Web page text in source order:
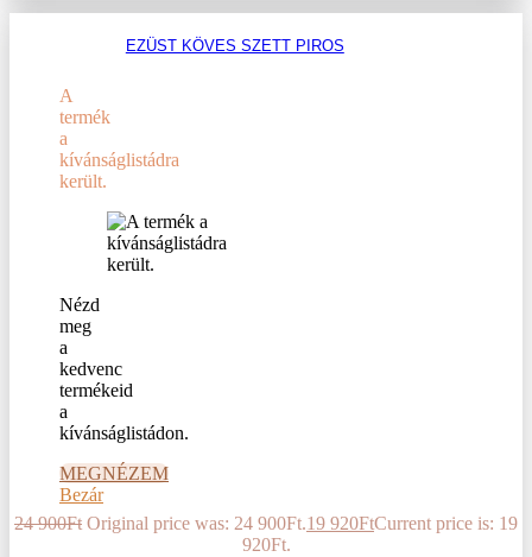
EZÜST KÖVES SZETT PIROS
A
termék
a
kívánságlistádra
került.
Nézd
meg
a
kedvenc
termékeid
a
kívánságlistádon.
MEGNÉZEM
Bezár
24 900Ft Original price was: 24 900Ft.19 920FtCurrent price is: 19
920Ft.